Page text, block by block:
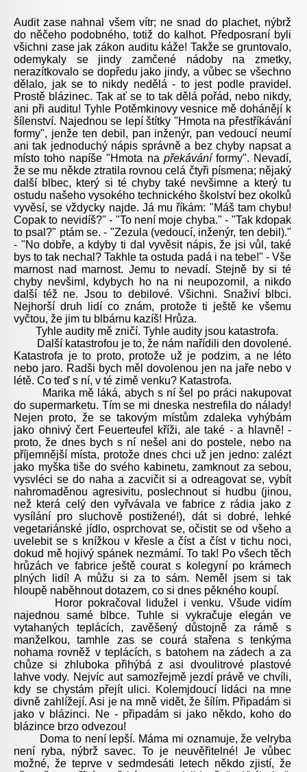
Audit zase nahnal všem vítr; ne snad do plachet, nýbrž
do něčeho podobného, totiž do kalhot. Předposraní byli
všichni zase jak zákon auditu káže! Takže se gruntovalo,
odemykaly se jindy zamčené nádoby na zmetky,
nerazítkovalo se dopředu jako jindy, a vůbec se všechno
dělalo, jak se to nikdy nedělá - to jest podle pravidel.
Prostě blázinec. Tak ať se to tak dělá pořád, nebo nikdy,
ani při auditu! Tyhle Potěmkinovy vesnice mě dohánějí k
šílenství. Najednou se lepí štítky "Hmota na přestříkávání
formy", jenže ten debil, pan inženýr, pan vedoucí neumí
ani tak jednoduchý nápis správně a bez chyby napsat a
místo toho napíše "Hmota na překáváníformy". Nevadí,
že se mu někde ztratila rovnou celá čtyři písmena; nějaký
další blbec, který si té chyby také nevšimne a který tu
ostudu našeho vysokého technického školství bez okolků
vyvěsí, se vždycky najde. Já mu říkám: "Máš tam chybu!
Copak to nevidíš?" - "To není moje chyba." - "Tak kdopak
to psal?" ptám se. - "Zezula (vedoucí, inženýr, ten debil)."
- "No dobře, a kdyby ti dal vyvěsit nápis, že jsi vůl, také
bys to tak nechal? Takhle ta ostuda padá i na tebe!" - Vše
marnost nad marnost. Jemu to nevadí. Stejně by si té
chyby nevšiml, kdybych ho na ni neupozornil, a nikdo
další též ne. Jsou to debilové. Všichni. Snaživí blbci.
Nejhorší druh lidí co znám, protože ti ještě ke všemu
vyčtou, že jim tu blbárnu kazíš! Hrůza.
Tyhle audity mě zničí. Tyhle audity jsou katastrofa.
Další katastrofou je to, že nám nařídili den dovolené.
Katastrofa je to proto, protože už je podzim, a ne léto
nebo jaro. Radši bych měl dovolenou jen na jaře nebo v
létě. Co teď s ní, v té zimě venku? Katastrofa.
Marika mě láká, abych s ní šel po práci nakupovat
do supermarketu. Tím se mi dneska nestrefila do nálady!
Nejen proto, že se takovým místům zdaleka vyhýbám
jako ohnivý čert Feuerteufel kříži, ale také - a hlavně! -
proto, že dnes bych s ní nešel ani do postele, nebo na
příjemnější místa, protože dnes chci už jen jedno: zalézt
jako myška tiše do svého kabinetu, zamknout za sebou,
vysvléci se do naha a zacvičit si a odreagovat se, vybít
nahromaděnou agresivitu, poslechnout si hudbu (jinou,
než která celý den vyřvávala ve fabrice z rádia jako z
vysílání pro sluchově postižené!), dát si dobré, lehké
vegetariánské jídlo, osprchovat se, očistit se od všeho a
uvelebit se s knížkou v křesle a číst a číst v tichu noci,
dokud mě hojivý spánek nezmámí. To tak! Po všech těch
hrůzách ve fabrice ještě courat s kolegyní po krámech
plných lidí! A můžu si za to sám. Neměl jsem si tak
hloupě naběhnout dotazem, co si dnes pěkného koupí.
Horor pokračoval lidužel i venku. Všude vidím
najednou samé blbce. Tuhle si vykračuje elegán ve
vytahaných teplácích, zavěšený důstojně za rámě s
manželkou, tamhle zas se courá stařena s tenkýma
nohama rovněž v teplácích, s batohem na zádech a za
chůze si zhluboka přihýbá z asi dvoulitrové plastové
lahve vody. Nejvíc aut samozřejmě jezdí právě ve chvíli,
kdy se chystám přejít ulici. Kolemjdoucí lidáci na mne
divně zahlížejí. Asi je na mně vidět, že šílím. Připadám si
jako v blázinci. Ne - připadám si jako někdo, koho do
blázince brzo odvezou!
Doma to není lepší. Máma mi oznamuje, že velryba
není ryba, nýbrž savec. To je neuvěřitelné! Je vůbec
možné, že teprve v sedmdesáti letech někdo zjistí, že